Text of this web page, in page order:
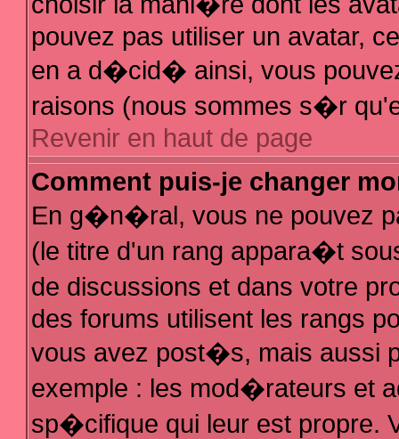
pouvez pas utiliser un avatar,
en a d�cid� ainsi, vous
raisons (nous sommes s�r
Revenir en haut de page
Comment puis-je changer
En g�n�ral, vous ne pouvez
(le titre d'un rang appara�t
de discussions et dans votre
des forums utilisent les rangs
vous avez post�s, mais aussi
exemple : les mod�rateurs et
sp�cifique qui leur est propre.